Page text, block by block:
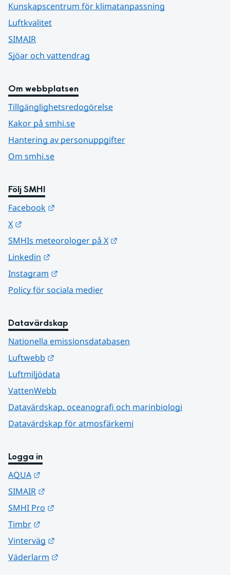
Kunskapscentrum för klimatanpassning
Luftkvalitet
SIMAIR
Sjöar och vattendrag
Om webbplatsen
Tillgänglighetsredogörelse
Kakor på smhi.se
Hantering av personuppgifter
Om smhi.se
Följ SMHI
Facebook
X
SMHIs meteorologer på X
Linkedin
Instagram
Policy för sociala medier
Datavärdskap
Nationella emissionsdatabasen
Luftwebb
Luftmiljödata
VattenWebb
Datavärdskap, oceanografi och marinbiologi
Datavärdskap för atmosfärkemi
Logga in
AQUA
SIMAIR
SMHI Pro
Timbr
Vinterväg
Väderlarm